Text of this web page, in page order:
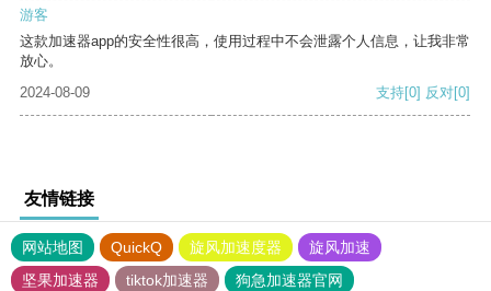
游客
这款加速器app的安全性很高，使用过程中不会泄露个人信息，让我非常
放心。
2024-08-09
支持[0] 反对[0]
友情链接
网站地图 QuickQ 旋风加速度器
旋风加速
坚果加速器
tiktok加速器
狗急加速器官网